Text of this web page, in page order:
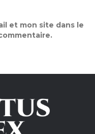
et mon site dans le